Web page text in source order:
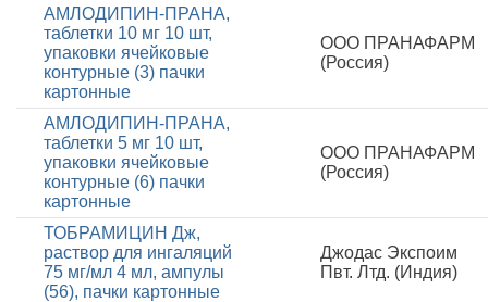
АМЛОДИПИН-ПРАНА,
таблетки 10 мг 10 шт,
упаковки ячейковые
контурные (3) пачки
картонные
ООО ПРАНАФАРМ
(Россия)
АМЛОДИПИН-ПРАНА,
таблетки 5 мг 10 шт,
упаковки ячейковые
контурные (6) пачки
картонные
ООО ПРАНАФАРМ
(Россия)
ТОБРАМИЦИН Дж,
раствор для ингаляций
75 мг/мл 4 мл, ампулы
(56), пачки картонные
Джодас Экспоим
Пвт. Лтд. (Индия)